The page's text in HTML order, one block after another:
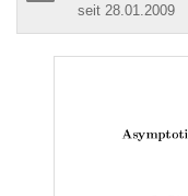
seit 28.01.2009